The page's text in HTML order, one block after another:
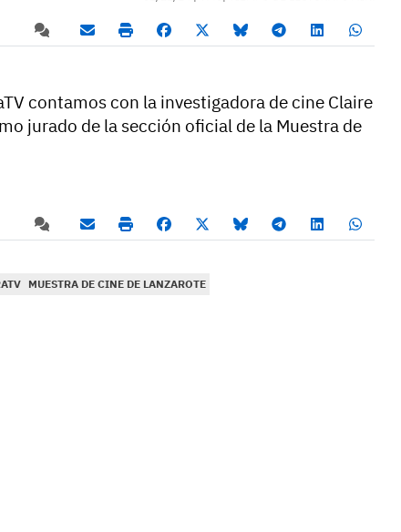
contamos con la investigadora de cine Claire
jurado de la sección oficial de la Muestra de
MUESTRA DE CINE DE LANZAROTE